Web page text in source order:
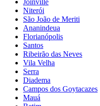
Joinville
Niterói
São João de Meriti
Ananindeua
Florianópolis
Santos
Ribeirão das Neves
Vila Velha
Serra
Diadema
Campos dos Goytacazes
Mauá